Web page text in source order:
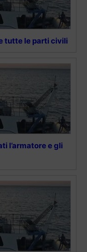
tutte le parti civili
l’armatore e gli